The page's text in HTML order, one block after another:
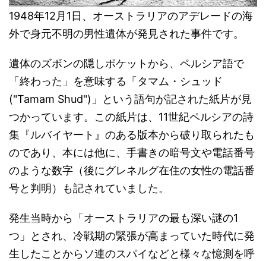
1948年12月1日、オーストラリアのアデレードの海
外で身元不明の男性遺体が発見された事件です。
遺体のズボンの隠しポケットから、ペルシア語で
「終わった」を意味する「タマム・シュッド
("Tamam Shud")」という語句が記された紙片が見
つかっています。この紙片は、11世紀ペルシアの詩
集『ルバイヤート』のある版本から破り取られたも
のであり、本には他に、手書きの暗号文や電話番号
のような数字（後にグレネルグ在住の女性の電話番
号と判明）も記されていました。
発生当時から「オーストラリアの最も深い謎の1
つ」とされ、冷戦期の緊張が高まっていた時代に発
生したことからソ連のスパイなどと様々な憶測を呼